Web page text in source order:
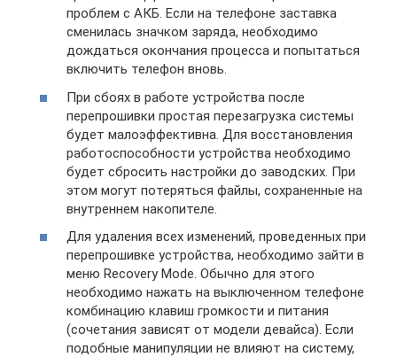
проблем с АКБ. Если на телефоне заставка
сменилась значком заряда, необходимо
дождаться окончания процесса и попытаться
включить телефон вновь.
При сбоях в работе устройства после
перепрошивки простая перезагрузка системы
будет малоэффективна. Для восстановления
работоспособности устройства необходимо
будет сбросить настройки до заводских. При
этом могут потеряться файлы, сохраненные на
внутреннем накопителе.
Для удаления всех изменений, проведенных при
перепрошивке устройства, необходимо зайти в
меню Recovery Mode. Обычно для этого
необходимо нажать на выключенном телефоне
комбинацию клавиш громкости и питания
(сочетания зависят от модели девайса). Если
подобные манипуляции не влияют на систему,